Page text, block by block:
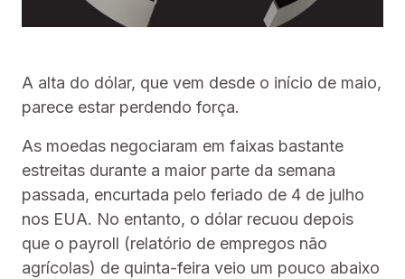
A alta do dólar, que vem desde o início de maio,
parece estar perdendo força.
As moedas negociaram em faixas bastante
estreitas durante a maior parte da semana
passada, encurtada pelo feriado de 4 de julho
nos EUA. No entanto, o dólar recuou depois
que o payroll (relatório de empregos não
agrícolas) de quinta-feira veio um pouco abaixo